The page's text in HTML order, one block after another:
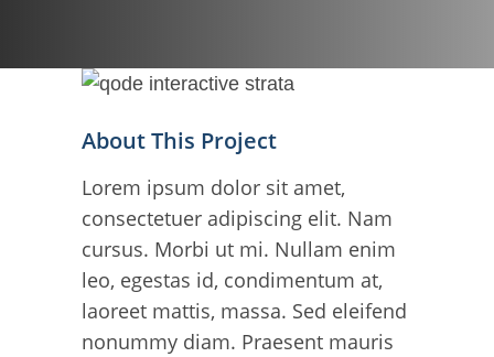
About This Project
Lorem ipsum dolor sit amet,
consectetuer adipiscing elit. Nam
cursus. Morbi ut mi. Nullam enim
leo, egestas id, condimentum at,
laoreet mattis, massa. Sed eleifend
nonummy diam. Praesent mauris